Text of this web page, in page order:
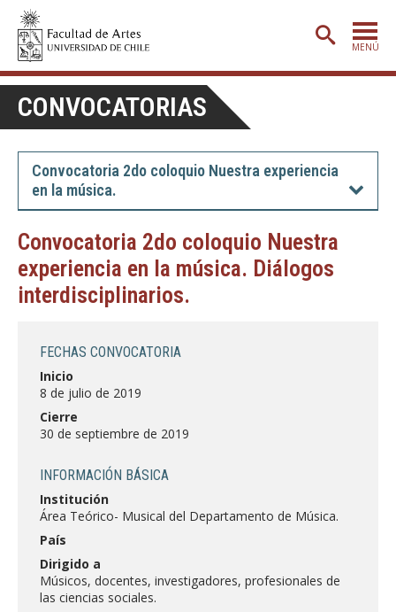
MENÚ
PORTADA
ADMISIÓN
ETAPA BÁSICA
POSTGRADO
EXTENSIÓN
CREACIÓNE INVESTIGACIÓN
Estudiantes
Académicas/os
CONVOCATORIAS
Convocatoria 2do coloquio Nuestra experiencia
en la música.
Convocatoria 2do coloquio Nuestra
experiencia en la música. Diálogos
interdisciplinarios.
FECHAS CONVOCATORIA
Inicio
8 de julio de 2019
Cierre
30 de septiembre de 2019
INFORMACIÓN BÁSICA
Institución
Área Teórico- Musical del Departamento de Música.
País
Dirigido a
Músicos, docentes, investigadores, profesionales de
las ciencias sociales.